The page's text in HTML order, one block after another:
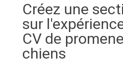
Créez une
sur
CV de
chiens